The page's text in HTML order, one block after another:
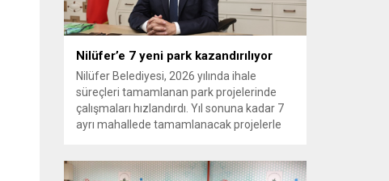
yönlendirecek şekilde sürdürüyoruz. KOBİ
OSB de...
Nilüfer’e 7 yeni park kazandırılıyor
Nilüfer Belediyesi, 2026 yılında ihale
süreçleri tamamlanan park projelerinde
çalışmaları hızlandırdı. Yıl sonuna kadar 7
ayrı mahallede tamamlanacak projelerle
Belediyesi, ilçe genelinde kişi başına düşen